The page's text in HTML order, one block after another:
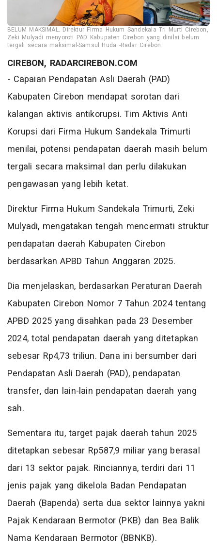
BELUM MAKSIMAL. Direktur Firma Hukum Sandekala Tri Murti Cirebon,
Zeki Mulyadi menyoroti PAD Kabupaten Cirebon yang dinilai belum
tergali secara maksimal-Samsul Huda -Radar Cirebon
CIREBON, RADARCIREBON.COM
- Capaian Pendapatan Asli Daerah (PAD)
Kabupaten Cirebon mendapat sorotan dari
kalangan aktivis antikorupsi. Tim Aktivis Anti
Korupsi dari Firma Hukum Sandekala Trimurti
menilai, potensi pendapatan daerah masih belum
tergali secara maksimal dan perlu dilakukan
pengawasan yang lebih ketat.
Direktur Firma Hukum Sandekala Trimurti, Zeki
Mulyadi, mengatakan tengah mencermati struktur
pendapatan daerah Kabupaten Cirebon
berdasarkan APBD Tahun Anggaran 2025.
Dia menjelaskan, berdasarkan Peraturan Daerah
Kabupaten Cirebon Nomor 7 Tahun 2024 tentang
APBD 2025 yang disahkan pada 23 Desember
2024, total pendapatan daerah yang ditetapkan
sebesar Rp4,73 triliun. Dana ini bersumber dari
Pendapatan Asli Daerah (PAD), pendapatan
transfer, dan lain-lain pendapatan daerah yang
sah.
Sementara itu, target pajak daerah tahun 2025
ditetapkan sebesar Rp587,9 miliar yang berasal
dari 13 sektor pajak. Rinciannya, terdiri dari 11
jenis pajak yang dikelola Badan Pendapatan
Daerah (Bapenda) serta dua sektor lainnya yakni
Pajak Kendaraan Bermotor (PKB) dan Bea Balik
Nama Kendaraan Bermotor (BBNKB).